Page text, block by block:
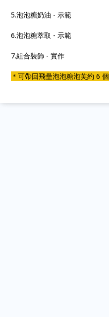
5.泡泡糖奶油 - 示範
6.泡泡糖萃取 - 示範
7.組合裝飾 - 實作
＊可帶回飛壘泡泡糖泡芙約 6 個